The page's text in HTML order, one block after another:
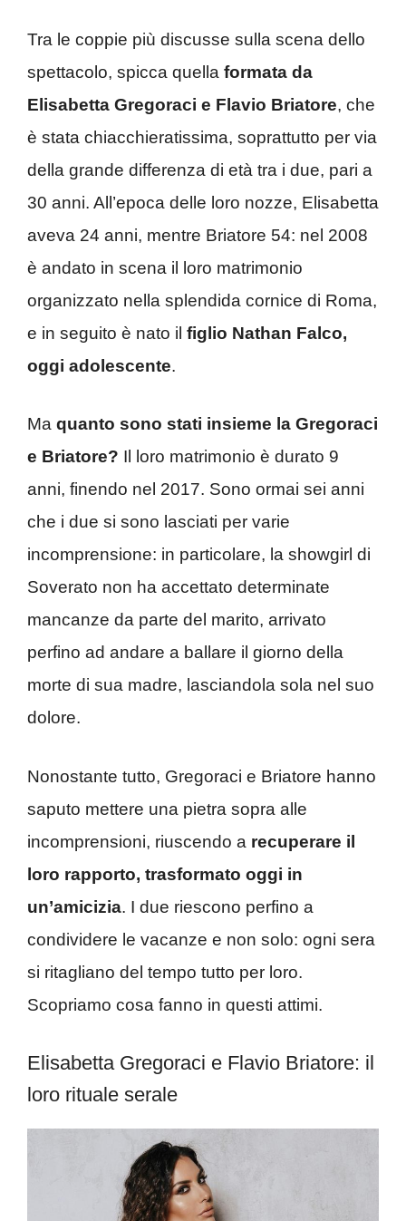
Tra le coppie più discusse sulla scena dello
spettacolo, spicca quella formata da
Elisabetta Gregoraci e Flavio Briatore, che
è stata chiacchieratissima, soprattutto per via
della grande differenza di età tra i due, pari a
30 anni. All’epoca delle loro nozze, Elisabetta
aveva 24 anni, mentre Briatore 54: nel 2008
è andato in scena il loro matrimonio
organizzato nella splendida cornice di Roma,
e in seguito è nato il figlio Nathan Falco,
oggi adolescente.
Ma quanto sono stati insieme la Gregoraci
e Briatore? Il loro matrimonio è durato 9
anni, finendo nel 2017. Sono ormai sei anni
che i due si sono lasciati per varie
incomprensione: in particolare, la showgirl di
Soverato non ha accettato determinate
mancanze da parte del marito, arrivato
perfino ad andare a ballare il giorno della
morte di sua madre, lasciandola sola nel suo
dolore.
Nonostante tutto, Gregoraci e Briatore hanno
saputo mettere una pietra sopra alle
incomprensioni, riuscendo a recuperare il
loro rapporto, trasformato oggi in
un’amicizia. I due riescono perfino a
condividere le vacanze e non solo: ogni sera
si ritagliano del tempo tutto per loro.
Scopriamo cosa fanno in questi attimi.
Elisabetta Gregoraci e Flavio Briatore: il
loro rituale serale